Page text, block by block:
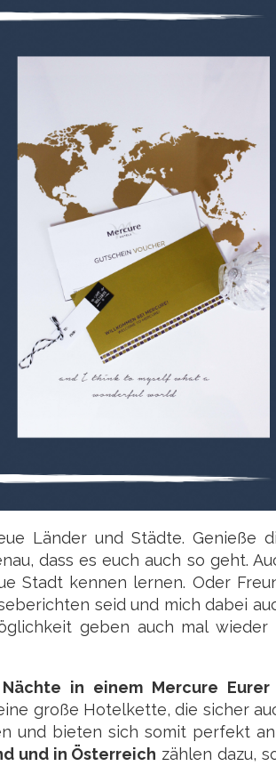
Länder und Städte. Genieße
dass es euch auch so geht.
Stadt kennen lernen. Oder
seid und mich dabei
geben auch mal wieder
in einem Mercure Eurer
große Hotelkette, die sicher
und bieten sich somit perfekt
und in Österreich zählen dazu,